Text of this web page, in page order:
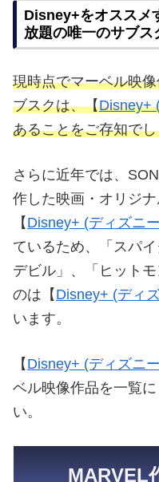
Disney+をオススメ
放題の唯一のサブス
現時点でマーベル映
ブスクは、【Disney+
あることをご存知で
さらに近年では、
作した映画・オリジ
【 Disney+ (ディズニ
ているため、「スパ
デビル」、「ヒット
のは【 Disney+ (ディ
います。
【 Disney+ (ディズニ
ベル映像作品を一覧
い。
MARVEL